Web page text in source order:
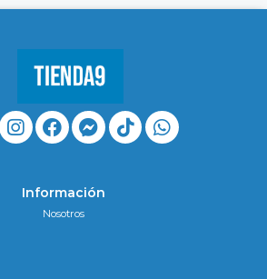
Información
Nosotros